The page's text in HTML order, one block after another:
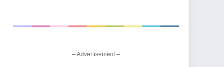
– Advertisement –